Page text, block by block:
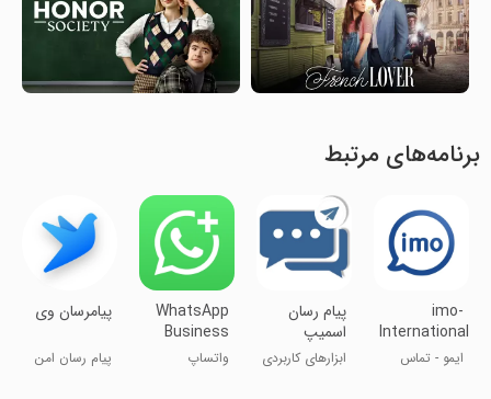
برنامه‌های مرتبط
imo-
International
Calls &
Chat
ایمو - تماس
پیام رسان
اسمیپ
ابزارهای کاربردی
WhatsApp
Business
واتساپ
پیامرسان وی
پیام رسان امن